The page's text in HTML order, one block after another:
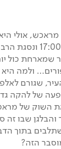
אולי
שנפתחת כל יום ב –
שמארחת כול
ולמה
שגורם
של להקה
השוק של
שבו זה
בתוך
הזה?